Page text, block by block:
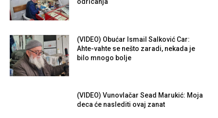
(VIDEO) Obućar Ismail Salković Car:
Ahte-vahte se nešto zaradi, nekada je
bilo mnogo bolje
(VIDEO) Vunovlačar Sead Marukić: Moja
deca će naslediti ovaj zanat